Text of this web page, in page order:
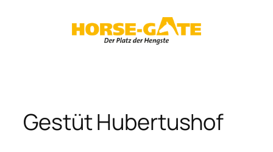
Gestüt Hubertushof